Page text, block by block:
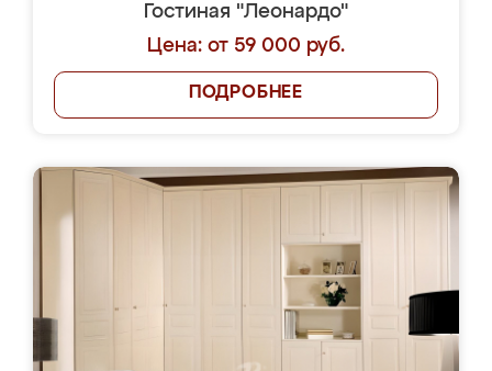
Гостиная "Леонардо"
Цена: от 59 000 руб.
ПОДРОБНЕЕ